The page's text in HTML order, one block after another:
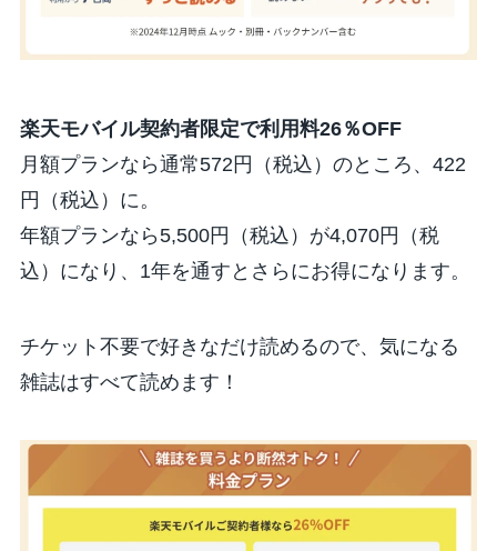
楽天モバイル契約者限定で利用料26％OFF
月額プランなら通常572円（税込）のところ、422
円（税込）に。
年額プランなら5,500円（税込）が4,070円（税
込）になり、1年を通すとさらにお得になります。
チケット不要で好きなだけ読めるので、気になる
雑誌はすべて読めます！